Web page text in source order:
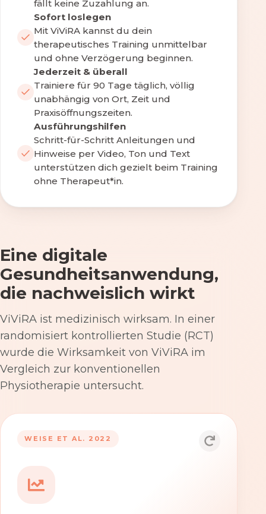
fällt keine Zuzahlung an.
Sofort loslegen
Mit ViViRA kannst du dein
therapeutisches Training unmittelbar
und ohne Verzögerung beginnen.
Jederzeit & überall
Trainiere für 90 Tage täglich, völlig
unabhängig von Ort, Zeit und
Praxisöffnungszeiten.
Ausführungshilfen
Schritt-für-Schritt Anleitungen und
Hinweise per Video, Ton und Text
unterstützen dich gezielt beim Training
ohne Therapeut*in.
Eine digitale
Gesundheitsanwendung,
die nachweislich wirkt
ViViRA ist medizinisch wirksam. In einer
randomisiert kontrollierten Studie (RCT)
wurde die Wirksamkeit von ViViRA im
Vergleich zur konventionellen
Physiotherapie untersucht.
WEISE ET AL. 202253% nach 12 Wochen